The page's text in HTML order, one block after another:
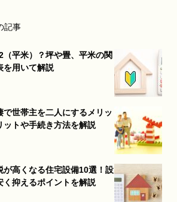
記事
（平米）？坪や畳、平米の関
を用いて解説
で世帯主を二人にするメリッ
ットや手続き方法を解説
が高くなる住宅設備10選！設
く抑えるポイントを解説